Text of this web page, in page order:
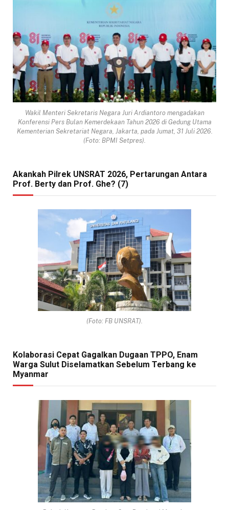
Wakil Menteri Sekretaris Negara Juri Ardiantoro mengadakan
Konferensi Pers Bulan Kemerdekaan Tahun 2026 di Gedung Utama
Kementerian Sekretariat Negara, Jakarta, pada Jumat, 31 Juli 2026.
(Foto: BPMI Setpres).
Akankah Pilrek UNSRAT 2026, Pertarungan Antara
Prof. Berty dan Prof. Ghe? (7)
(Foto: FB UNSRAT).
Kolaborasi Cepat Gagalkan Dugaan TPPO, Enam
Warga Sulut Diselamatkan Sebelum Terbang ke
Myanmar